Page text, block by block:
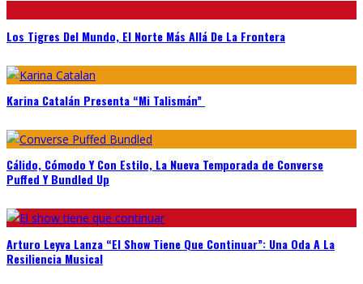
Los Tigres Del Mundo, El Norte Más Allá De La Frontera
Karina Catalán Presenta “Mi Talismán”
Cálido, Cómodo Y Con Estilo, La Nueva Temporada de Converse
Puffed Y Bundled Up
Arturo Leyva Lanza “El Show Tiene Que Continuar”: Una Oda A La
Resiliencia Musical